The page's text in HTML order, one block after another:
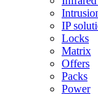
IP
Locks
Matrix
Offers
Packs
Power